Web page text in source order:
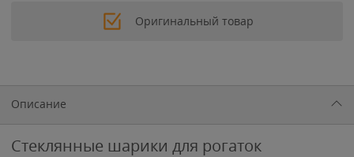
Оригинальный товар
Описание
Стеклянные шарики для рогаток